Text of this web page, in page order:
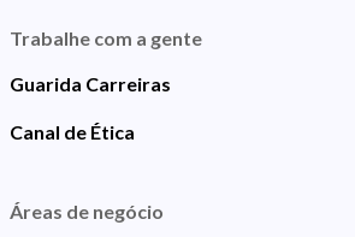
Trabalhe com a gente
Guarida Carreiras
Canal de Ética
Áreas de negócio